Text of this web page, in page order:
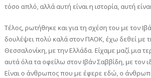
τόσο απλό, αλλά αυτή είναι η ιστορία, αυτή
Τέλος, ρωτήθηκε και για τη σχέση του με τον
δουλέψει πολύ καλά στον ΠΑΟΚ, έχω δεθεί με
Θεσσαλονίκη, με την Ελλάδα. Είχαμε μαζί μια
αυτά όλα τα οφείλω στον Ιβάν Σαββίδη, με τον
Είναι ο άνθρωπος που με έφερε εδώ, ο